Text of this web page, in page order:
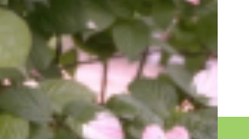
Straalstempel
Actinidia kolomikta